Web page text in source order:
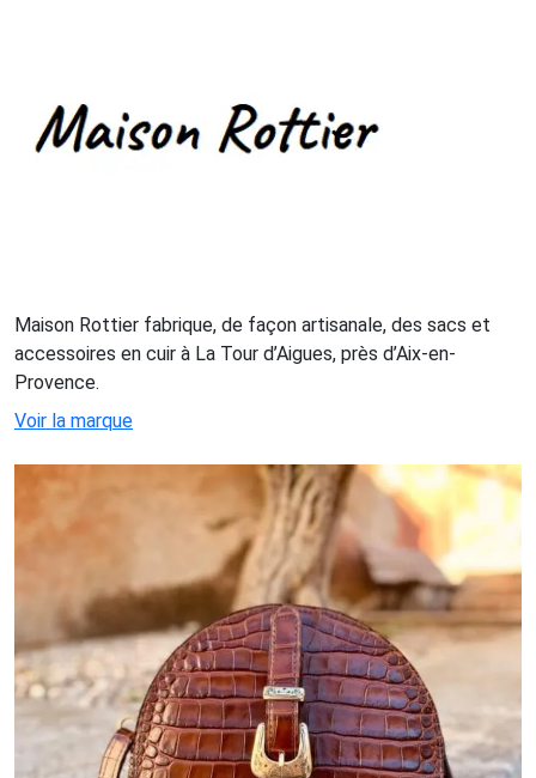
Maison Rottier fabrique, de façon artisanale, des sacs et
accessoires en cuir à La Tour d’Aigues, près d’Aix-en-
Provence.
Voir la marque